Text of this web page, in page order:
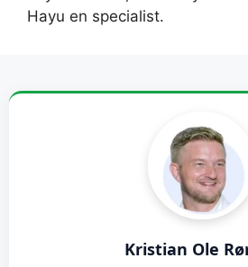
Hayu en specialist.
Kristian Ole